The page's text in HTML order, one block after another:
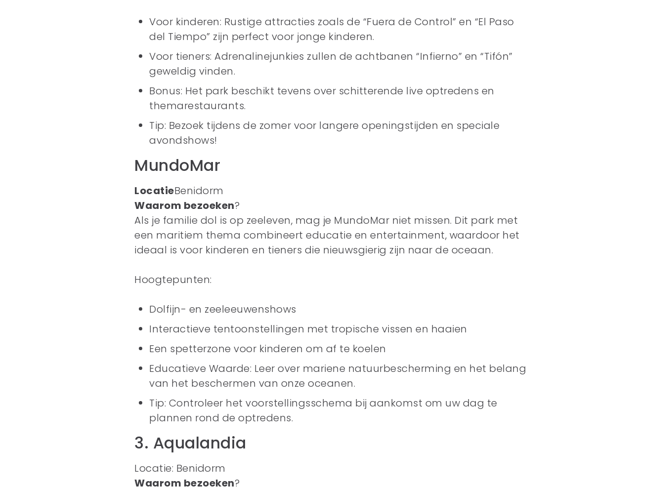
Voor kinderen: Rustige attracties zoals de “Fuera de Control” en “El Paso
del Tiempo” zijn perfect voor jonge kinderen.
Voor tieners: Adrenalinejunkies zullen de achtbanen “Infierno” en “Tifón”
geweldig vinden.
Bonus: Het park beschikt tevens over schitterende live optredens en
themarestaurants.
Tip: Bezoek tijdens de zomer voor langere openingstijden en speciale
avondshows!
MundoMar
LocatieBenidorm
Waarom bezoeken?
Als je familie dol is op zeeleven, mag je MundoMar niet missen. Dit park met
een maritiem thema combineert educatie en entertainment, waardoor het
ideaal is voor kinderen en tieners die nieuwsgierig zijn naar de oceaan.
Hoogtepunten:
Dolfijn- en zeeleeuwenshows
Interactieve tentoonstellingen met tropische vissen en haaien
Een spetterzone voor kinderen om af te koelen
Educatieve Waarde: Leer over mariene natuurbescherming en het belang
van het beschermen van onze oceanen.
Tip: Controleer het voorstellingsschema bij aankomst om uw dag te
plannen rond de optredens.
3. Aqualandia
Locatie: Benidorm
Waarom bezoeken?